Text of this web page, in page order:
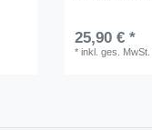
25,90 € *
*inkl. ges. MwSt.